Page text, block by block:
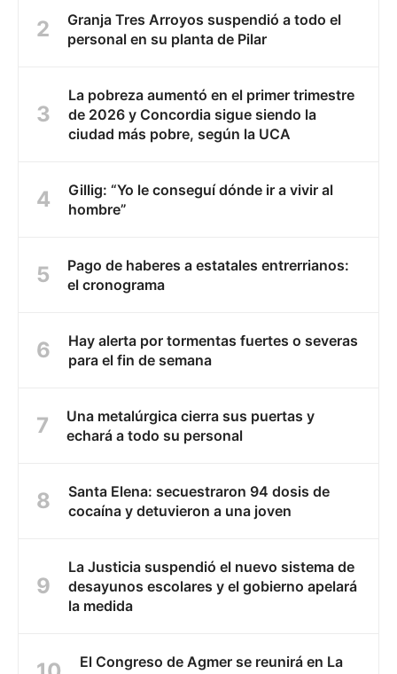
Granja Tres Arroyos suspendió a todo el
personal en su planta de Pilar
La pobreza aumentó en el primer trimestre
de 2026 y Concordia sigue siendo la
ciudad más pobre, según la UCA
Gillig: “Yo le conseguí dónde ir a vivir al
hombre”
Pago de haberes a estatales entrerrianos:
el cronograma
Hay alerta por tormentas fuertes o severas
para el fin de semana
Una metalúrgica cierra sus puertas y
echará a todo su personal
Santa Elena: secuestraron 94 dosis de
cocaína y detuvieron a una joven
La Justicia suspendió el nuevo sistema de
desayunos escolares y el gobierno apelará
la medida
El Congreso de Agmer se reunirá en La